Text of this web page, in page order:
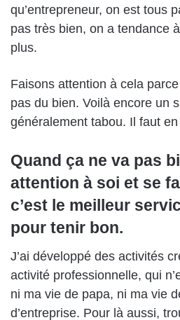
qu’entrepreneur, on est tous
pas très bien, on a tendance
plus.
Faisons attention à cela
pas du bien. Voilà encore un
généralement tabou. Il faut en
Quand ça ne va pas
attention à soi et se
c’est le meilleur
pour tenir bon.
J’ai développé des activités
activité professionnelle, qui
ni ma vie de papa, ni ma vie
d’entreprise. Pour là aussi,